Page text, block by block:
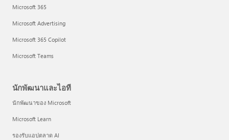
Microsoft 365
Microsoft Advertising
Microsoft 365 Copilot
Microsoft Teams
นักพัฒนาและไอที
นักพัฒนาของ Microsoft
Microsoft Learn
รองรับแอปตลาด AI